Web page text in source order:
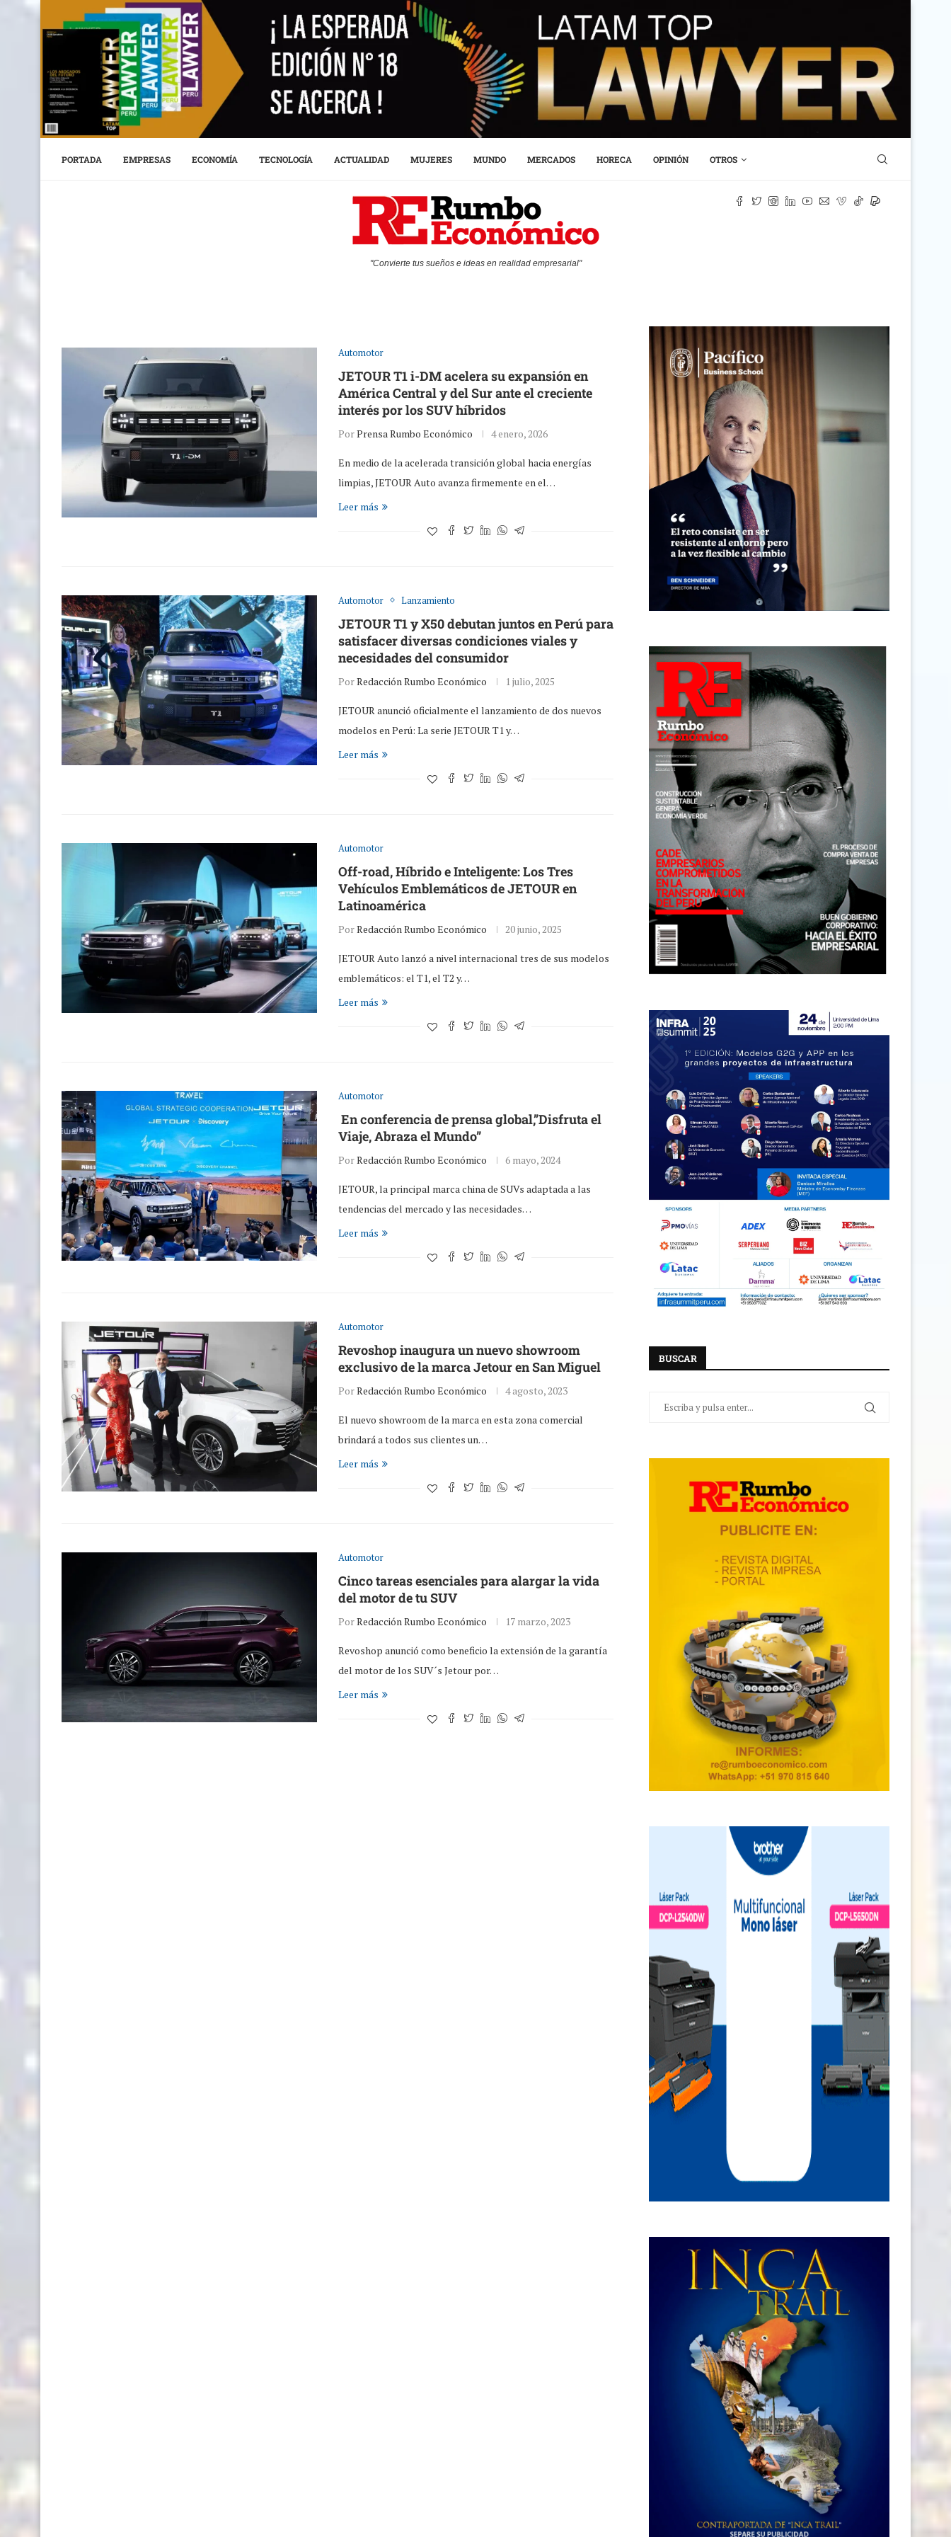
PORTADA EMPRESAS ECONOMÍA TECNOLOGÍA ACTUALIDAD MUJERES MUNDO MERCADOS HORECA OPINIÓN OTROS
"Convierte tus sueños e ideas en realidad empresarial"
Automotor
JETOUR T1 i-DM acelera su expansión en
América Central y del Sur ante el creciente
interés por los SUV híbridos
PorPrensa Rumbo Económico 4 enero, 2026
En medio de la acelerada transición global hacia energías
limpias, JETOUR Auto avanza firmemente en el…
Leer más
Automotor Lanzamiento
JETOUR T1 y X50 debutan juntos en Perú para
satisfacer diversas condiciones viales y
necesidades del consumidor
PorRedacción Rumbo Económico 1 julio, 2025
JETOUR anunció oficialmente el lanzamiento de dos nuevos
modelos en Perú: La serie JETOUR T1 y…
Leer más
Automotor
Off-road, Híbrido e Inteligente: Los Tres
Vehículos Emblemáticos de JETOUR en
Latinoamérica
PorRedacción Rumbo Económico 20 junio, 2025
JETOUR Auto lanzó a nivel internacional tres de sus modelos
emblemáticos: el T1, el T2 y…
Leer más
Automotor
En conferencia de prensa global,”Disfruta el
Viaje, Abraza el Mundo”
PorRedacción Rumbo Económico 6 mayo, 2024
JETOUR, la principal marca china de SUVs adaptada a las
tendencias del mercado y las necesidades…
Leer más
Automotor
Revoshop inaugura un nuevo showroom
exclusivo de la marca Jetour en San Miguel
PorRedacción Rumbo Económico 4 agosto, 2023
El nuevo showroom de la marca en esta zona comercial
brindará a todos sus clientes un…
Leer más
Automotor
Cinco tareas esenciales para alargar la vida
del motor de tu SUV
PorRedacción Rumbo Económico 17 marzo, 2023
Revoshop anunció como beneficio la extensión de la garantía
del motor de los SUV´s Jetour por…
Leer más
BUSCAR